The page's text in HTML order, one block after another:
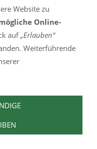
Website zu
Online-
auf„Erlauben“
Weiterführende